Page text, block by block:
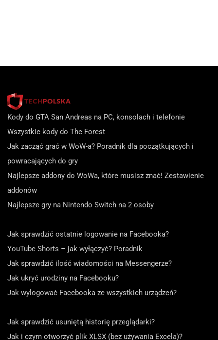
Kody do GTA San Andreas na PC, konsolach i telefonie
Wszystkie kody do The Forest
Jak zacząć grać w WoW-a? Poradnik dla początkujących i
powracających do gry
Najlepsze addony do WoWa, które musisz znać! Zestawienie
addonów
Najlepsze gry na Nintendo Switch na 2 osoby
Jak sprawdzić ostatnie logowanie na Facebooka?
YouTube Shorts – jak wyłączyć? Poradnik
Jak sprawdzić ilość wiadomości na Messengerze?
Jak ukryć urodziny na Facebooku?
Jak wylogować Facebooka ze wszystkich urządzeń?
Jak sprawdzić usuniętą historię przeglądarki?
Jak i czym otworzyć plik XLSX (bez używania Excela)?